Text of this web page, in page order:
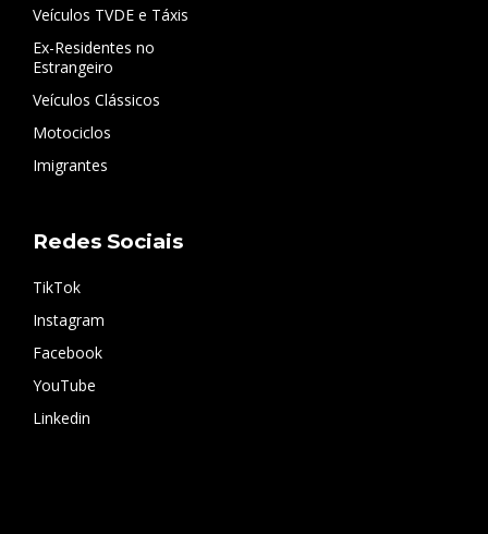
Veículos TVDE e Táxis
Ex-Residentes no
Estrangeiro
Veículos Clássicos
Motociclos
Imigrantes
Redes Sociais
TikTok
Instagram
Facebook
YouTube
Linkedin